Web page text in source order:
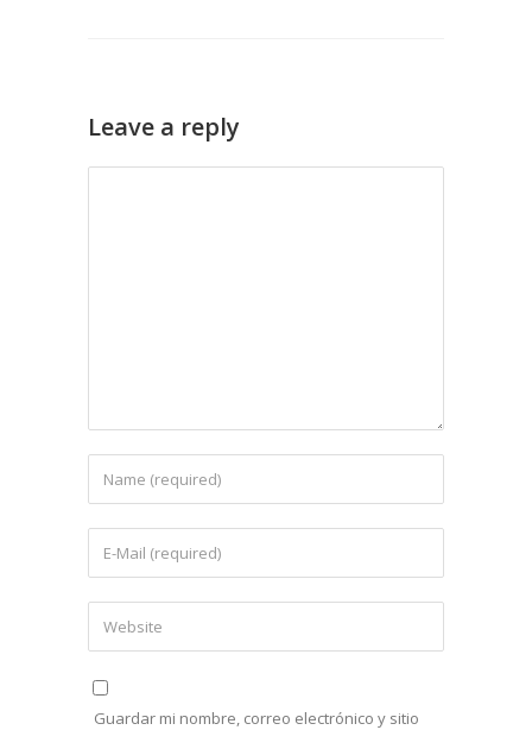
Leave a reply
Guardar mi nombre, correo electrónico y sitio